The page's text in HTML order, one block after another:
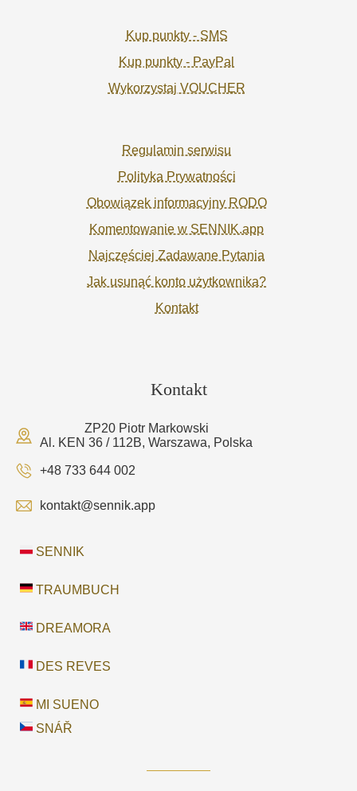
Kup punkty - SMS
Kup punkty - PayPal
Wykorzystaj VOUCHER
Regulamin serwisu
Polityka Prywatności
Obowiązek informacyjny RODO
Komentowanie w SENNIK.app
Najczęściej Zadawane Pytania
Jak usunąć konto użytkownika?
Kontakt
Kontakt
ZP20 Piotr Markowski
Al. KEN 36 / 112B, Warszawa, Polska
+48 733 644 002
kontakt@sennik.app
SENNIK
TRAUMBUCH
DREAMORA
DES REVES
MI SUENO
SNÁŘ